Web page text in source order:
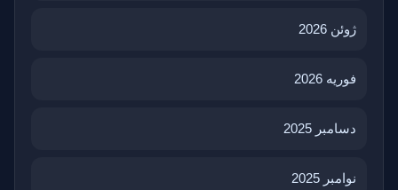
ژوئن 2026
فوریه 2026
دسامبر 2025
نوامبر 2025